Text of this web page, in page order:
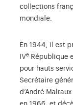
collections
mondiale.
En 1944, il est
IVe République
pour hauts
Secrétaire
d’André